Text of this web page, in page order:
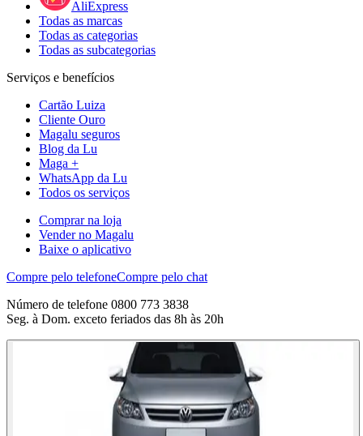
AliExpress
Todas as marcas
Todas as categorias
Todas as subcategorias
Serviços e benefícios
Cartão Luiza
Cliente Ouro
Magalu seguros
Blog da Lu
Maga +
WhatsApp da Lu
Todos os serviços
Comprar na loja
Vender no Magalu
Baixe o aplicativo
Compre pelo telefoneCompre pelo chat
Número de telefone 0800 773 3838
Seg. à Dom. exceto feriados das 8h às 20h